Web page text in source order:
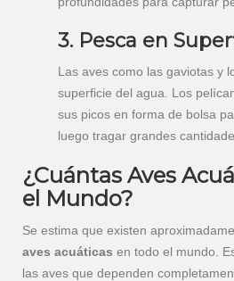
3. Pesca en
Las aves como las gaviotas y
superficie del agua. Los
sus picos en forma de bolsa
luego tragar grandes
¿Cuántas Aves
el Mundo?
Se estima que existen
aves acuáticas en todo el mundo.
las aves que dependen